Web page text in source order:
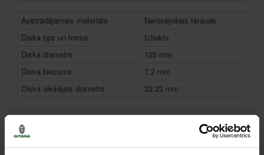
Apstrādājamais materiāls
Nerūsējošais tērauds
Diska tips un forma
Izliekts
Diska diametrs
125 mm
Diska biezums
7,2 mm
Diska iekšējais diametrs
22,23 mm
Akcija! Akcija!